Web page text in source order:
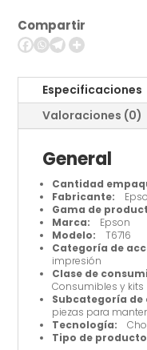
tinta
-
WorkForce
Pro
WF-
C5790,
WF-
C579R,
M5298DW,
WF-
M5299,
WF-
Compartir
Especificaciones
Valoraciones (0)
General
Cantidad
Fabricante:
Gama de
Marca: Epson
Modelo: T6716
Categoría de
impresión
Clase de
Consumibles y kits
Subcategoría de
piezas para
Tecnología:
Tipo de